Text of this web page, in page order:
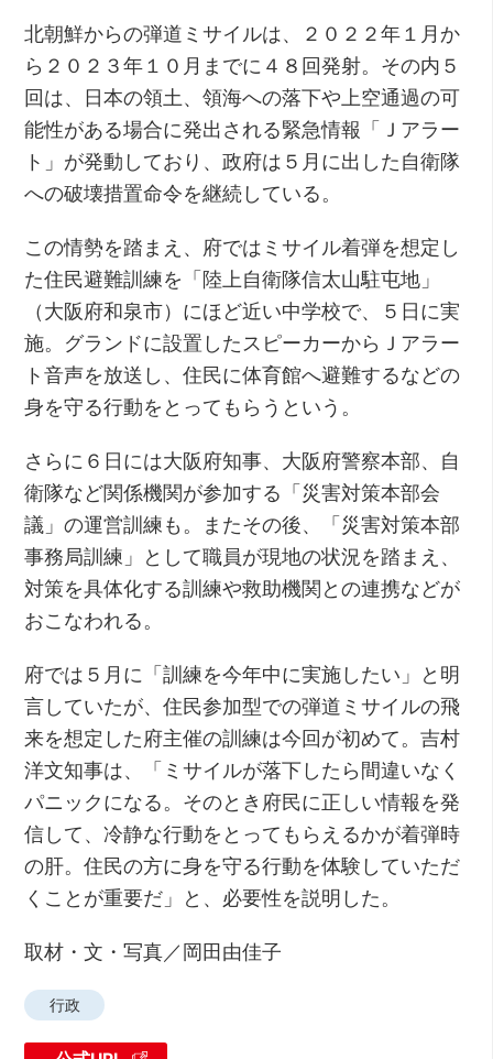
北朝鮮からの弾道ミサイルは、２０２２年１月か
ら２０２３年１０月までに４８回発射。その内５
回は、日本の領土、領海への落下や上空通過の可
能性がある場合に発出される緊急情報「Ｊアラー
ト」が発動しており、政府は５月に出した自衛隊
への破壊措置命令を継続している。
この情勢を踏まえ、府ではミサイル着弾を想定し
た住民避難訓練を「陸上自衛隊信太山駐屯地」
（大阪府和泉市）にほど近い中学校で、５日に実
施。グランドに設置したスピーカーからＪアラー
ト音声を放送し、住民に体育館へ避難するなどの
身を守る行動をとってもらうという。
さらに６日には大阪府知事、大阪府警察本部、自
衛隊など関係機関が参加する「災害対策本部会
議」の運営訓練も。またその後、「災害対策本部
事務局訓練」として職員が現地の状況を踏まえ、
対策を具体化する訓練や救助機関との連携などが
おこなわれる。
府では５月に「訓練を今年中に実施したい」と明
言していたが、住民参加型での弾道ミサイルの飛
来を想定した府主催の訓練は今回が初めて。吉村
洋文知事は、「ミサイルが落下したら間違いなく
パニックになる。そのとき府民に正しい情報を発
信して、冷静な行動をとってもらえるかが着弾時
の肝。住民の方に身を守る行動を体験していただ
くことが重要だ」と、必要性を説明した。
取材・文・写真／岡田由佳子
行政